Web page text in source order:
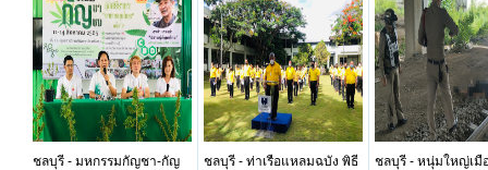
ชลบุรี - มหกรรมกัญชา-กัญ
ชลบุรี - ท่าเรือแหลมฉบัง พิธี
ชลบุรี - หนุ่มใหญ่เมื